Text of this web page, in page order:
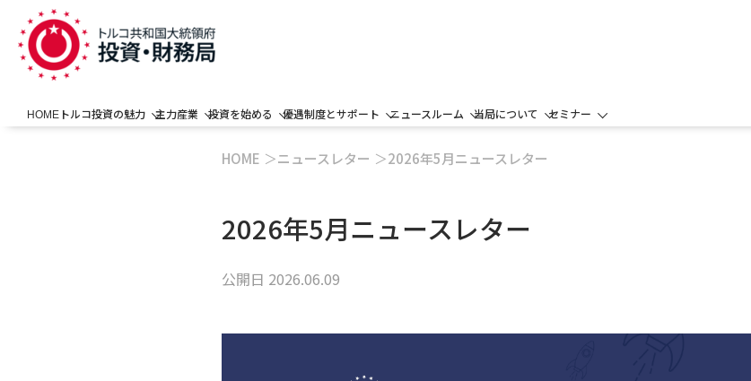
HOME トルコ投資の魅力 主力産業 投資を始める 優遇制度とサポート ニュースルーム 当局について セミナー
HOME ニュースレター 2026年5月ニュースレター
2026年5月ニュースレター
公開日 2026.06.09